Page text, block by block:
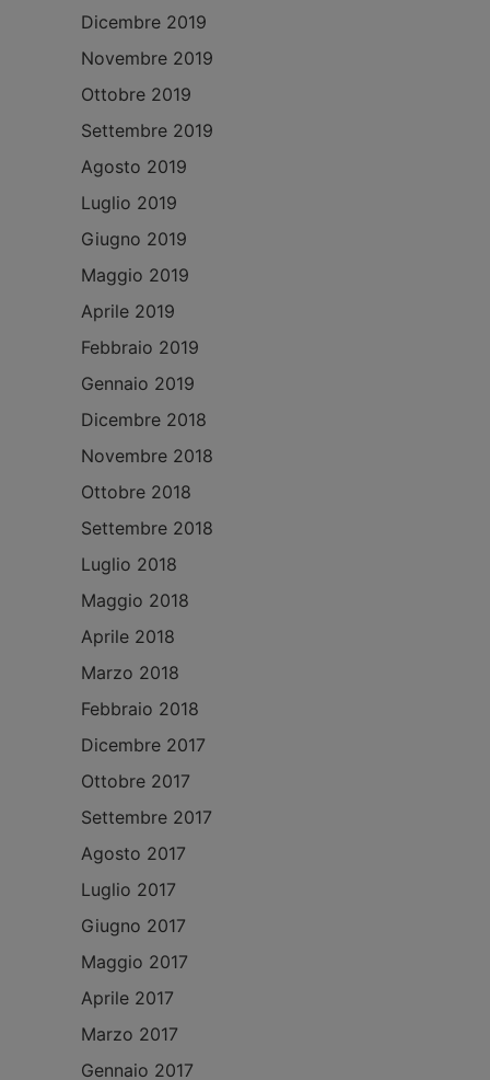
Dicembre 2019
Novembre 2019
Ottobre 2019
Settembre 2019
Agosto 2019
Luglio 2019
Giugno 2019
Maggio 2019
Aprile 2019
Febbraio 2019
Gennaio 2019
Dicembre 2018
Novembre 2018
Ottobre 2018
Settembre 2018
Luglio 2018
Maggio 2018
Aprile 2018
Marzo 2018
Febbraio 2018
Dicembre 2017
Ottobre 2017
Settembre 2017
Agosto 2017
Luglio 2017
Giugno 2017
Maggio 2017
Aprile 2017
Marzo 2017
Gennaio 2017